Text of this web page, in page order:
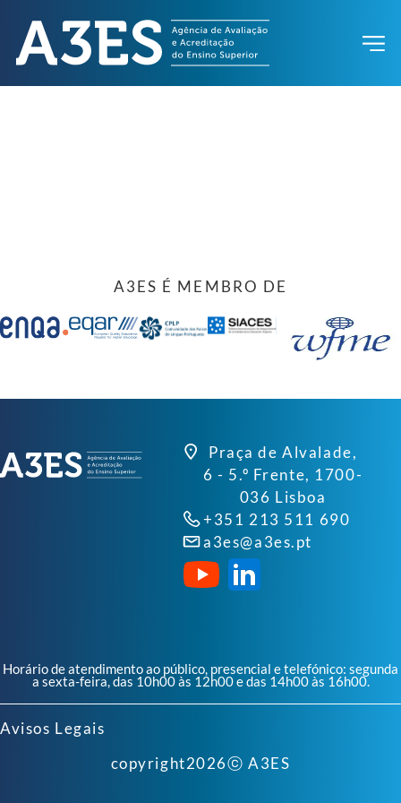
A3ES É MEMBRO DE
Praça de Alvalade,
6 - 5.º Frente, 1700-
036 Lisboa
+351 213 511 690
a3es@a3es.pt
Horário de atendimento ao público, presencial e telefónico: segunda
a sexta-feira, das 10h00 às 12h00 e das 14h00 às 16h00.
Avisos Legais
copyright2026ⓒ A3ES